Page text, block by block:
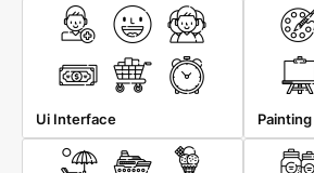
Ui Interface